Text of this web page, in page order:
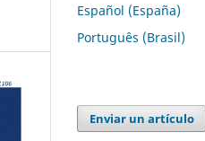
Español (España)
Português (Brasil)
Enviar un artículo